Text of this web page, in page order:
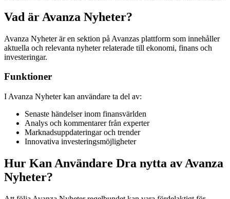
Vad är Avanza Nyheter?
Avanza Nyheter är en sektion på Avanzas plattform som innehåller
aktuella och relevanta nyheter relaterade till ekonomi, finans och
investeringar.
Funktioner
I Avanza Nyheter kan användare ta del av:
Senaste händelser inom finansvärlden
Analys och kommentarer från experter
Marknadsuppdateringar och trender
Innovativa investeringsmöjligheter
Hur Kan Användare Dra nytta av Avanza
Nyheter?